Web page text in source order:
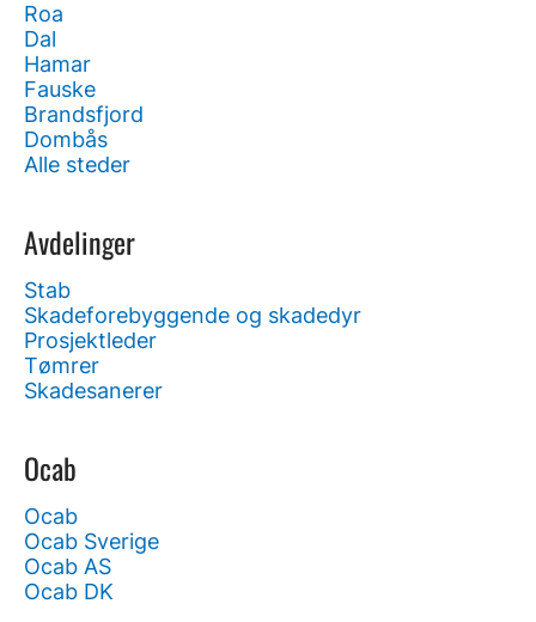
Roa
Dal
Hamar
Fauske
Brandsfjord
Dombås
Alle steder
Avdelinger
Stab
Skadeforebyggende og skadedyr
Prosjektleder
Tømrer
Skadesanerer
Ocab
Ocab
Ocab Sverige
Ocab AS
Ocab DK